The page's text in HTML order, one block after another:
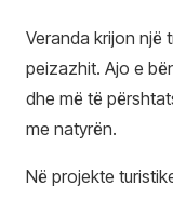
Veranda krijon një
peizazhit. Ajo e
dhe më të
me natyrën.
Në projekte